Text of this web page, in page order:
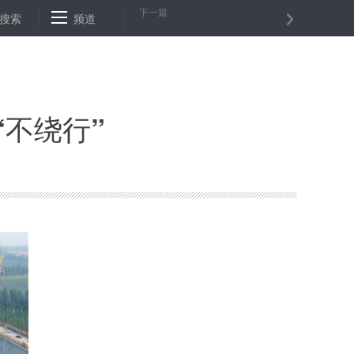
释放了什么信号？ 全国人大常委会组成人员：长江保护法草案比
搜索 频道 下一篇
绕行”